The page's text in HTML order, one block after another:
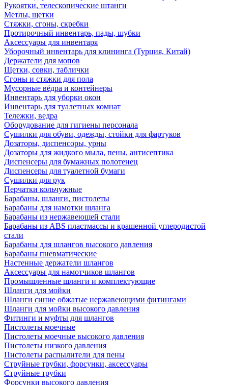
Рукоятки, телескопические штанги
Метлы, щетки
Стяжки, сгоны, скребки
Протирочный инвентарь, пады, шубки
Аксессуары для инвентаря
Уборочный инвентарь для клининга (Турция, Китай)
Держатели для мопов
Щетки, совки, таблички
Сгоны и стяжки для пола
Мусорные вёдра и контейнеры
Инвентарь для уборки окон
Инвентарь для туалетных комнат
Тележки, ведра
Оборудование для гигиены персонала
Сушилки для обуви, одежды, стойки для фартуков
Дозаторы, диспенсоры, урны
Дозаторы для жидкого мыла, пены, антисептика
Диспенсеры для бумажных полотенец
Диспенсеры для туалетной бумаги
Сушилки для рук
Перчатки кольчужные
Барабаны, шланги, пистолеты
Барабаны для намотки шланга
Барабаны из нержавеющей стали
Барабаны из ABS пластмассы и крашенной углеродистой
стали
Барабаны для шлангов высокого давления
Барабаны пневматические
Настенные держатели шлангов
Аксессуары для намотчиков шлангов
Промышленные шланги и комплектующие
Шланги для мойки
Шланги синие обжатые нержавеющими фитингами
Шланги для мойки высокого давления
Фитинги и муфты для шлангов
Пистолеты моечные
Пистолеты моечные высокого давления
Пистолеты низкого давления
Пистолеты распылители для пены
Струйные трубки, форсунки, аксессуары
Струйные трубки
Форсунки высокого давления